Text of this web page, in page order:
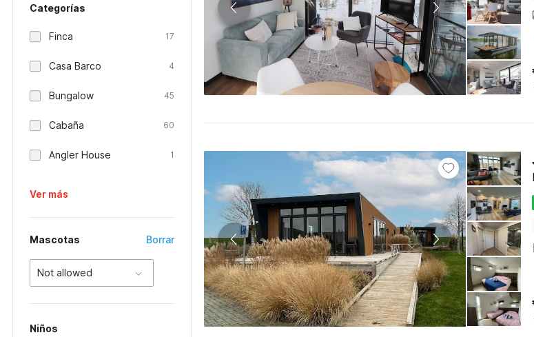
Categorías
Finca 17
Casa Barco 4
Bungalow 45
Cabaña 60
Angler House 1
Ver más
Mascotas Borrar
Not allowed
Niños